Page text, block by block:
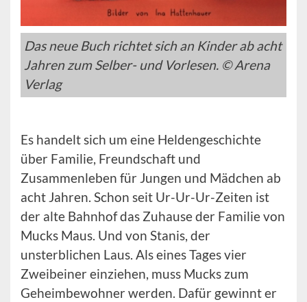
Das neue Buch richtet sich an Kinder ab acht
Jahren zum Selber- und Vorlesen. © Arena
Verlag
Es handelt sich um eine Heldengeschichte
über Familie, Freundschaft und
Zusammenleben für Jungen und Mädchen ab
acht Jahren. Schon seit Ur-Ur-Ur-Zeiten ist
der alte Bahnhof das Zuhause der Familie von
Mucks Maus. Und von Stanis, der
unsterblichen Laus. Als eines Tages vier
Zweibeiner einziehen, muss Mucks zum
Geheimbewohner werden. Dafür gewinnt er